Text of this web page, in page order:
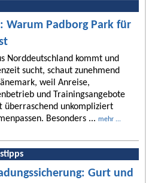
Warum Padborg Park für
Norddeutschland kommt und
sucht, schaut zunehmend
weil Anreise,
und Trainingsangebote
überraschend unkompliziert
Besonders ... mehr ...
Gurt und